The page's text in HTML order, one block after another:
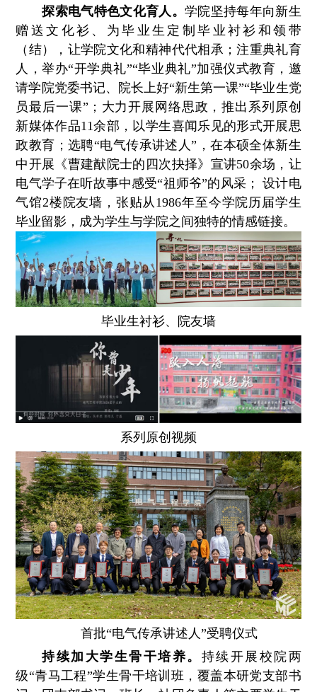
探索电气特色文化育人。 学院坚持每年向新生
赠送文化衫、为毕业生定制毕业衬衫和领带
（结），让学院文化和精神代代相承；注重典礼育
人，举办“开学典礼”“毕业典礼”加强仪式教育，邀
请学院党委书记、院长上好“新生第一课”“毕业生党
员最后一课”；大力开展网络思政，推出系列原创
新媒体作品11余部，以学生喜闻乐见的形式开展思
政教育；选聘“电气传承讲述人”，在本硕全体新生
中开展《曹建猷院士的四次抉择》宣讲50余场，让
电气学子在听故事中感受“祖师爷”的风采； 设计电
气馆2楼院友墙，张贴从1986年至今学院历届学生
毕业留影，成为学生与学院之间独特的情感链接。
毕业生衬衫、院友墙
系列原创视频
首批“电气传承讲述人”受聘仪式
持续加大学生骨干培养。 持续开展校院两
级“青马工程”学生骨干培训班，覆盖本研党支部书